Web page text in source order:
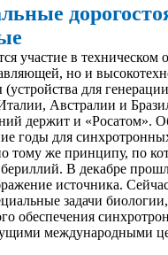
участие в
но и
(устройства для
Австралии и
держит и
годы для
тому же принципу, по
бериллий. В декабре
источника.
задачи
обеспечения
международными